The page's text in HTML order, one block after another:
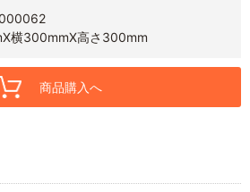
横300mmX高さ300mm
商品購入へ